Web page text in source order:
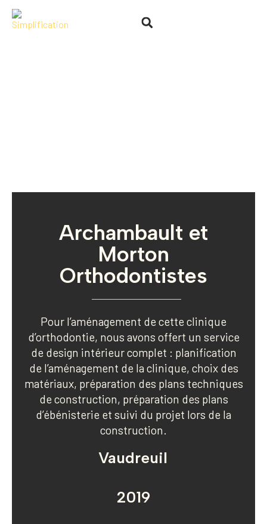
Archambault et
Morton
Orthodontistes
Pour l’aménagement de cette clinique
d’orthodontie, nous avons offert un service
de design intérieur complet : planification
de l’aménagement de la clinique, choix des
matériaux, préparation des plans techniques
de construction, préparation des plans
d’ébénisterie et suivi du projet lors de la
construction.
Vaudreuil
2019